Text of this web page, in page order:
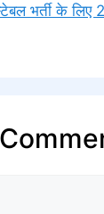
भर्ती के लिए